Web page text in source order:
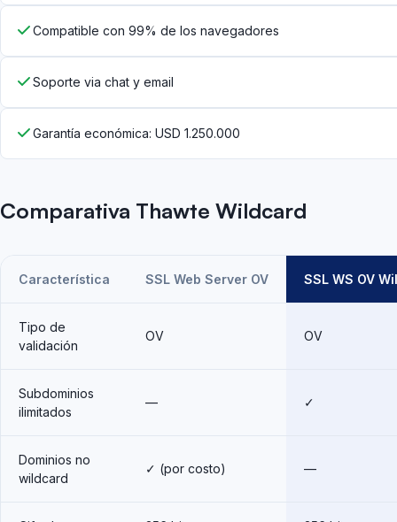
Compatible con 99% de los navegadores
Soporte via chat y email
Garantía económica: USD 1.250.000
Comparativa Thawte Wildcard
Característica SSL Web Server OV SSL WS OV
Tipo de
validación
OV OV
Subdominios
ilimitados
— ✓
Dominios no
wildcard
✓ (por costo) —